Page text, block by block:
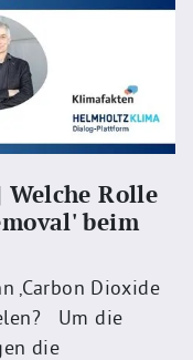
Rolle
beim
‚Carbon Dioxide
Um die
die